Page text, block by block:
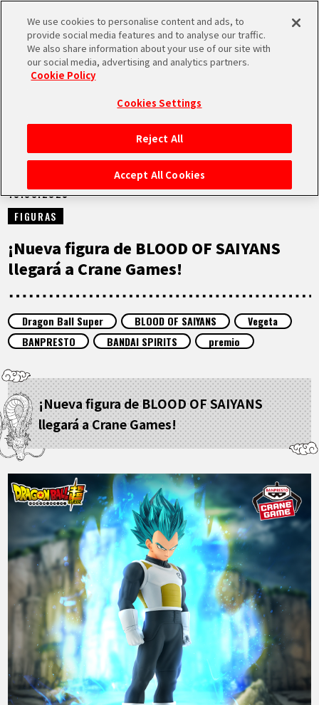
MEN
INICIO
NOTICIAS
LO MÁS DESTACADO
ARTÍCULOS
LANGUAGE
JP
NOTICIAS
18.08.2025
FIGURAS
¡Nueva figura de BLOOD OF SAIYANS
llegará a Crane Games!
Dragon Ball Super BLOOD OF SAIYANS
Vegeta
BANPRESTO
BANDAI SPIRITS premio
¡Nueva figura de BLOOD OF SAIYANS
llegará a Crane Games!
We use cookies to personalise content and ads, to
provide social media features and to analyse our traffic.
We also share information about your use of our site with
our social media, advertising and analytics partners.
Cookie Policy
Cookies Settings
Reject All
Accept All Cookies